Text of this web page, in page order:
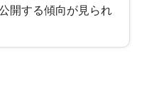
開する傾向が見られ